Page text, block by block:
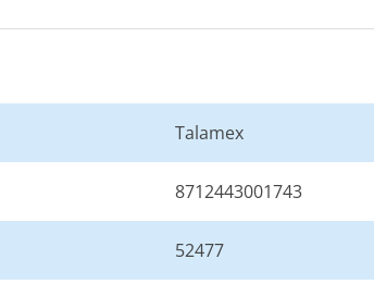
Talamex
8712443001743
52477